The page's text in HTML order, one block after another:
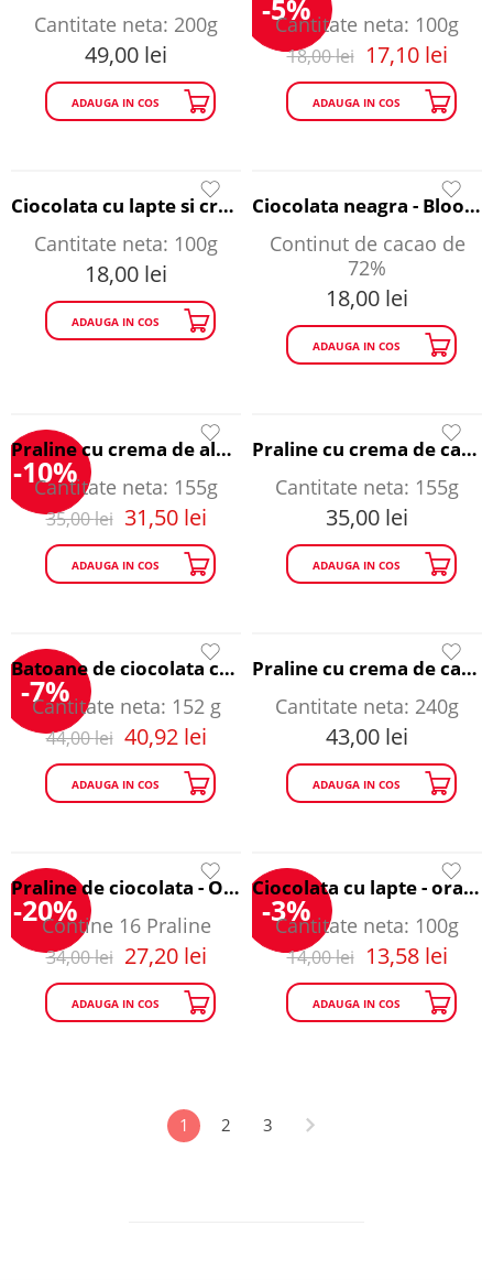
Cantitate neta: 200g
49,00 lei
ADAUGA IN COS
-5%
Cantitate neta: 100g
18,00lei 17,10 lei
ADAUGA IN COS
Ciocolata cu lapte si crema de alune - Bloody Famous
Cantitate neta: 100g
18,00 lei
ADAUGA IN COS
Ciocolata neagra - Bloody Famous
Continut de cacao de
72%
18,00 lei
ADAUGA IN COS
-10%
Praline cu crema de alune - Bloody Famous
Cantitate neta: 155g
35,00lei 31,50 lei
ADAUGA IN COS
Praline cu crema de cafea - Bloody Famous
Cantitate neta: 155g
35,00 lei
ADAUGA IN COS
-7%
Batoane de ciocolata cu lapte cu migdale si alune - Once Upon a Time in Romania
Cantitate neta: 152 g
44,00lei 40,92 lei
ADAUGA IN COS
Praline cu crema de cacao - Bloody Famous
Cantitate neta: 240g
43,00 lei
ADAUGA IN COS
-20%
Praline de ciocolata - Once Upon a Time in Romania
Contine 16 Praline
34,00lei 27,20 lei
ADAUGA IN COS
-3%
Ciocolata cu lapte - orase - Happy Traveller
Cantitate neta: 100g
14,00lei 13,58 lei
ADAUGA IN COS
1 2 3